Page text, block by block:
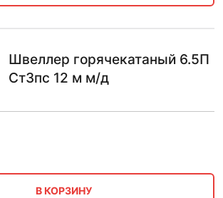
Швеллер горячекатаный 6.5П
Ст3пс 12 м м/д
В КОРЗИНУ